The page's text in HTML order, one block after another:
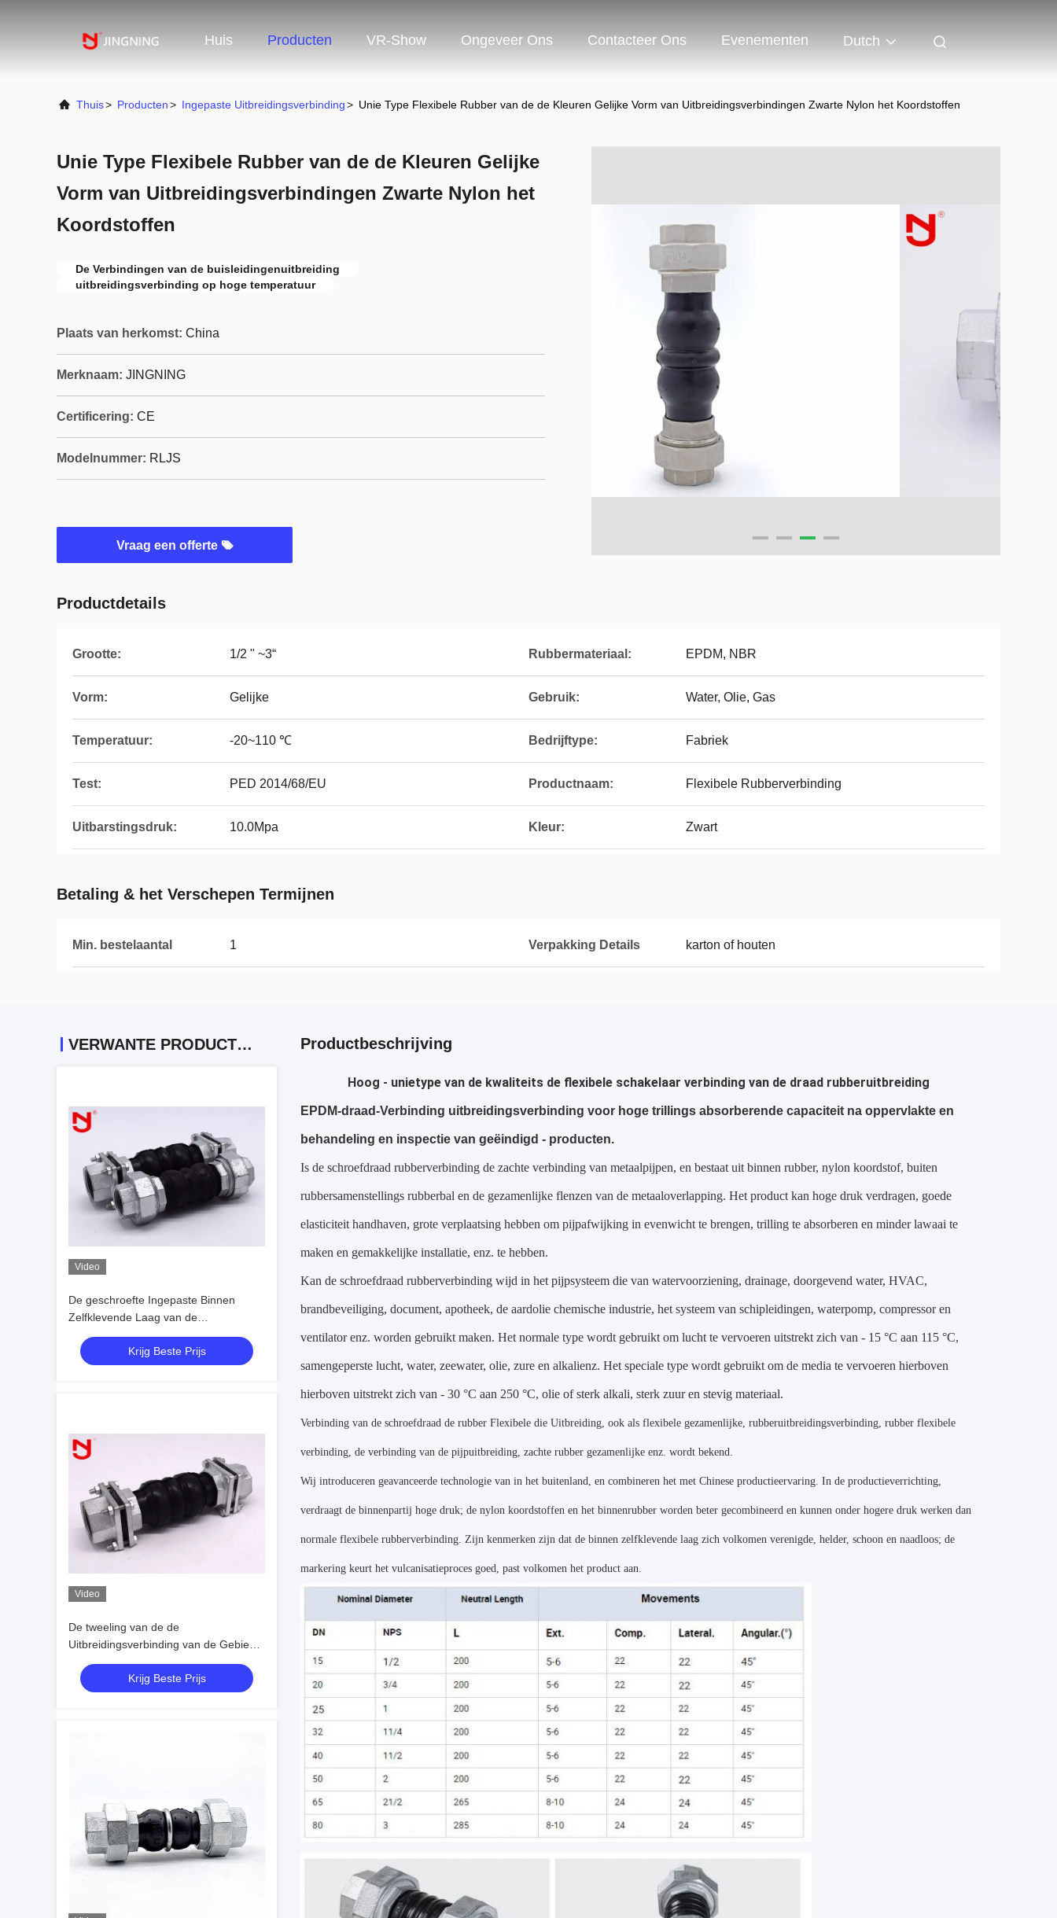
Huis Producten VR-Show Ongeveer Ons Contacteer Ons Evenementen Dutch
Thuis> Producten> Ingepaste Uitbreidingsverbinding> Unie Type Flexibele Rubber van de de Kleuren Gelijke Vorm van Uitbreidingsverbindingen Zwarte Nylon het Koordstoffen
Unie Type Flexibele Rubber van de de Kleuren Gelijke
Vorm van Uitbreidingsverbindingen Zwarte Nylon het
Koordstoffen
De Verbindingen van de buisleidingenuitbreiding
uitbreidingsverbinding op hoge temperatuur
Plaats van herkomst: China
Merknaam: JINGNING
Certificering: CE
Modelnummer: RLJS
Vraag een offerte
Productdetails
Grootte: 1/2 " ~3“ Rubbermateriaal: EPDM, NBR
Vorm: Gelijke Gebruik: Water, Olie, Gas
Temperatuur: -20~110 ℃ Bedrijftype: Fabriek
Test: PED 2014/68/EU Productnaam: Flexibele Rubberverbinding
Uitbarstingsdruk: 10.0Mpa Kleur: Zwart
Betaling & het Verschepen Termijnen
Min. bestelaantal 1 Verpakking Details karton of houten
VERWANTE PRODUCTEN
Video
De geschroefte Ingepaste Binnen
Zelfklevende Laag van de
Uitbreidingsverbinding verenigde
Naadloos NBR-Materiaal
Krijg Beste Prijs
Video
De tweeling van de de
Uitbreidingsverbinding van de Gebied
Rubber Flexibele Gezamenlijke,
Flexibele Blaasbalg Vrouwelijke
Verbinding
Krijg Beste Prijs
Productbeschrijving
Hoog - unietype van de kwaliteits de flexibele schakelaar verbinding van de draad rubberuitbreiding
EPDM-draad-Verbinding uitbreidingsverbinding voor hoge trillings absorberende capaciteit na oppervlakte en
behandeling en inspectie van geëindigd - producten.
Is de schroefdraad rubberverbinding de zachte verbinding van metaalpijpen, en bestaat uit binnen rubber, nylon koordstof, buiten
rubbersamenstellings rubberbal en de gezamenlijke flenzen van de metaaloverlapping. Het product kan hoge druk verdragen, goede
elasticiteit handhaven, grote verplaatsing hebben om pijpafwijking in evenwicht te brengen, trilling te absorberen en minder lawaai te
maken en gemakkelijke installatie, enz. te hebben.
Kan de schroefdraad rubberverbinding wijd in het pijpsysteem die van watervoorziening, drainage, doorgevend water, HVAC,
brandbeveiliging, document, apotheek, de aardolie chemische industrie, het systeem van schipleidingen, waterpomp, compressor en
ventilator enz. worden gebruikt maken. Het normale type wordt gebruikt om lucht te vervoeren uitstrekt zich van - 15 °C aan 115 °C,
samengeperste lucht, water, zeewater, olie, zure en alkalienz. Het speciale type wordt gebruikt om de media te vervoeren hierboven
hierboven uitstrekt zich van - 30 °C aan 250 °C, olie of sterk alkali, sterk zuur en stevig materiaal.
Verbinding van de schroefdraad de rubber Flexibele die Uitbreiding, ook als flexibele gezamenlijke, rubberuitbreidingsverbinding, rubber flexibele
verbinding, de verbinding van de pijpuitbreiding, zachte rubber gezamenlijke enz. wordt bekend.
Wij introduceren geavanceerde technologie van in het buitenland, en combineren het met Chinese productieervaring. In de productieverrichting,
verdraagt de binnenpartij hoge druk; de nylon koordstoffen en het binnenrubber worden beter gecombineerd en kunnen onder hogere druk werken dan
normale flexibele rubberverbinding. Zijn kenmerken zijn dat de binnen zelfklevende laag zich volkomen verenigde, helder, schoon en naadloos; de
markering keurt het vulcanisatieproces goed, past volkomen het product aan.